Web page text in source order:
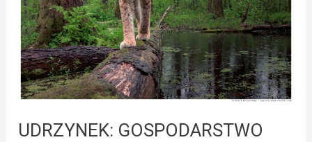
UDRZYNEK: GOSPODARSTWO
JURTY,
NADBUŻAŃSKIE
BAGNA
I
FOTOŁOWY
NA
BIELIKA